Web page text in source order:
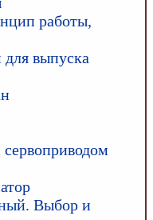
работы,
выпуска
Выбор и